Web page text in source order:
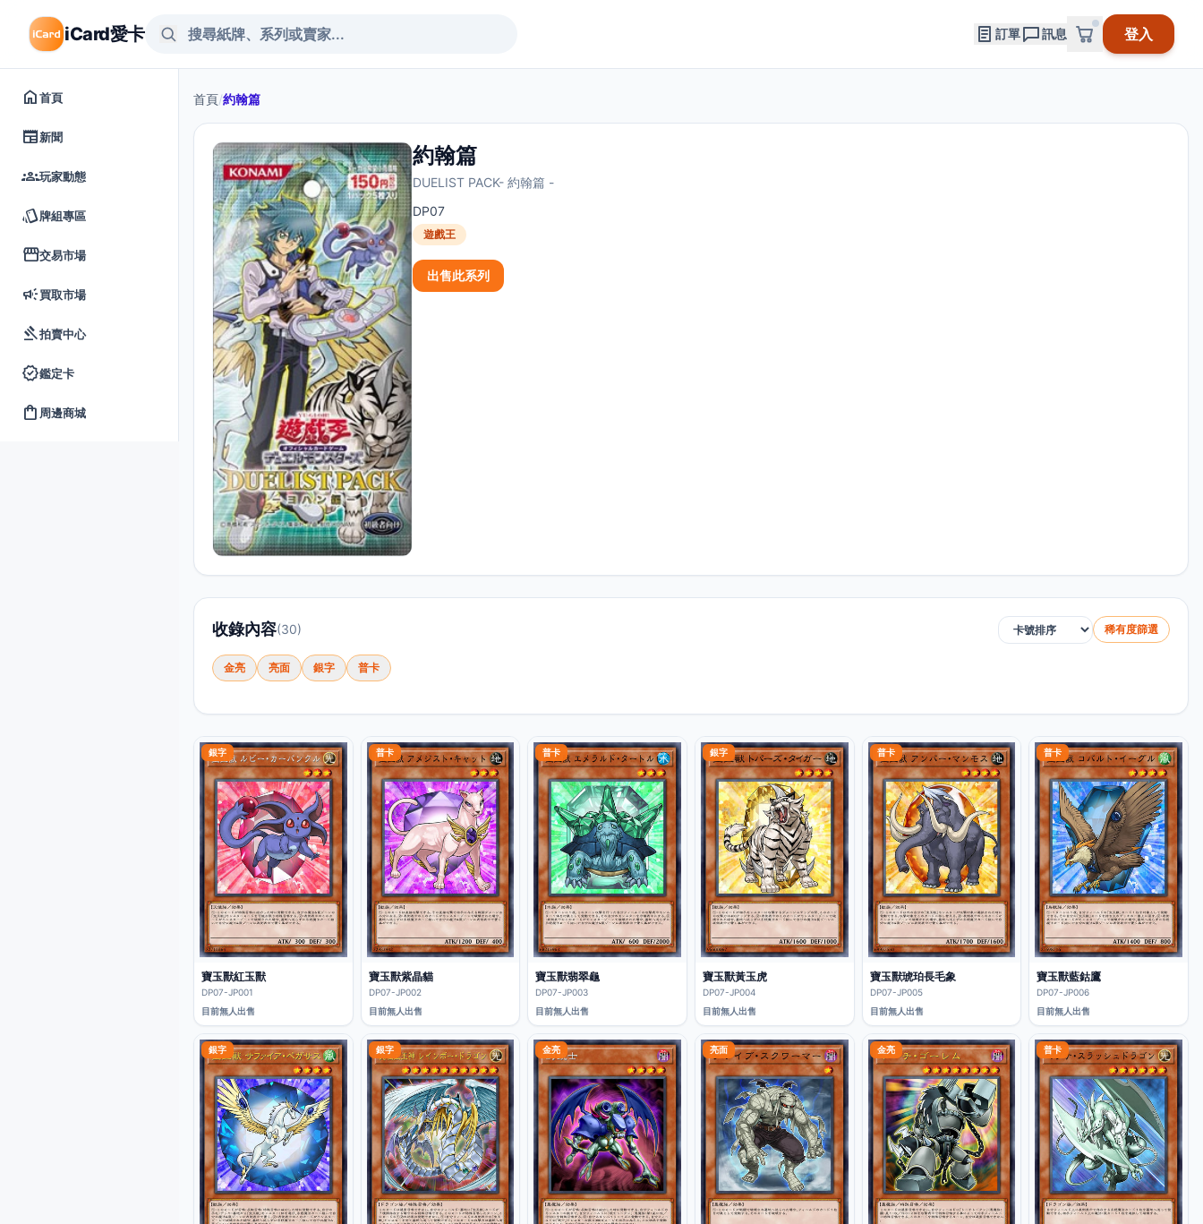
iCard愛卡 訂單 訊息 登入
home首頁
newspaper新聞
groups玩家動態
style牌組專區
storefront交易市場
campaign買取市場
gavel拍賣中心
verified鑑定卡
shopping_bag 周邊商城
首頁/約翰篇
約翰篇
DUELIST PACK- 約翰篇 -
DP07
遊戲王
出售此系列
收錄內容(30)
排序方式
稀有度篩選
金亮 亮面 銀字 普卡
銀字
寶玉獸紅玉獸
DP07-JP001
目前無人出售
普卡
寶玉獸紫晶貓
DP07-JP002
目前無人出售
普卡
寶玉獸翡翠龜
DP07-JP003
目前無人出售
銀字
寶玉獸黃玉虎
DP07-JP004
目前無人出售
普卡
寶玉獸琥珀長毛象
DP07-JP005
目前無人出售
普卡
寶玉獸藍鈷鷹
DP07-JP006
目前無人出售
銀字 銀字 金亮 亮面 金亮 普卡